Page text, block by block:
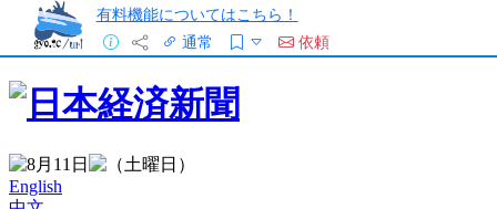
有料機能についてはこちら！
通常
依頼